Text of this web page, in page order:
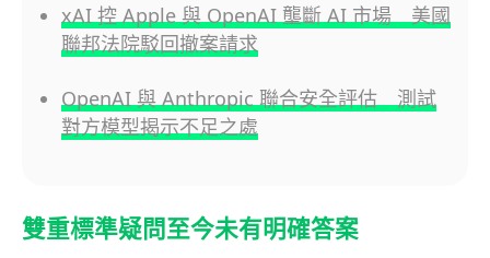
xAI 控 Apple 與 OpenAI 壟斷 AI 市場 美國
聯邦法院駁回撤案請求
OpenAI 與 Anthropic 聯合安全評估 測試
對方模型揭示不足之處
雙重標準疑問至今未有明確答案